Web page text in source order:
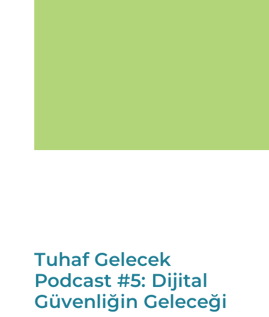
Tuhaf Gelecek
Podcast #5: Dijital
Güvenliğin Geleceği